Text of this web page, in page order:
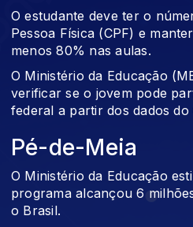
O estudante deve ter o
Pessoa Física (CPF) e
menos 80% nas aulas.
O Ministério da Educação
verificar se o jovem pode
federal a partir dos dados do
Pé-de-Meia
O Ministério da Educação
programa alcançou 6
o Brasil.